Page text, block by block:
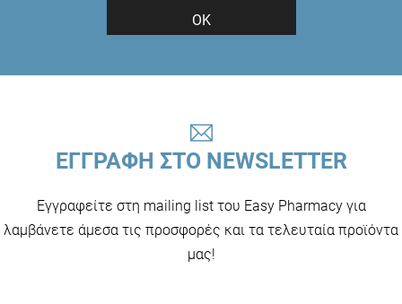
ΟΚ
ΕΓΓΡΑΦΗ ΣΤΟ NEWSLETTER
Εγγραφείτε στη mailing list του Easy Pharmacy για
λαμβάνετε άμεσα τις προσφορές και τα τελευταία προϊόντα
μας!